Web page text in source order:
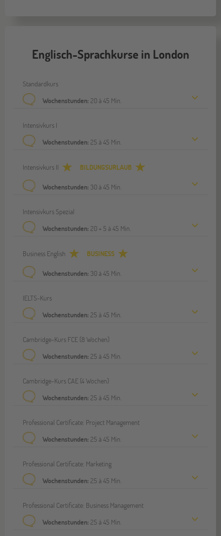
Englisch-Sprachkurse in London
Standardkurs
Wochenstunden: 20 à 45 Min.
Intensivkurs I
Wochenstunden: 25 à 45 Min.
Intensivkurs II BILDUNGSURLAUB
Wochenstunden: 30 à 45 Min.
Intensivkurs Spezial
Wochenstunden: 20 + 5 à 45 Min.
Business English BUSINESS
Wochenstunden: 30 à 45 Min.
IELTS-Kurs
Wochenstunden: 25 à 45 Min.
Cambridge-Kurs FCE (8 Wochen)
Wochenstunden: 25 à 45 Min.
Cambridge-Kurs CAE (4 Wochen)
Wochenstunden: 25 à 45 Min.
Professional Certificate: Project Management
Wochenstunden: 25 à 45 Min.
Professional Certificate: Marketing
Wochenstunden: 25 à 45 Min.
Professional Certificate: Business Management
Wochenstunden: 25 à 45 Min.